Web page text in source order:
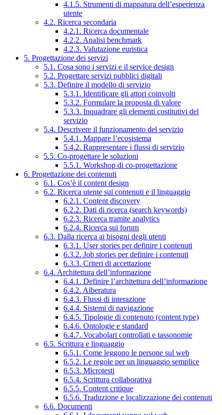
4.1.5. Strumenti di mappatura dell’esperienza
utente
4.2. Ricerca secondaria
4.2.1. Ricerca documentale
4.2.2. Analisi benchmark
4.2.3. Valutazione euristica
5. Progettazione dei servizi
5.1. Cosa sono i servizi e il service design
5.2. Progettare servizi pubblici digitali
5.3. Definire il modello di servizio
5.3.1. Identificare gli attori coinvolti
5.3.2. Formulare la proposta di valore
5.3.3. Inquadrare gli elementi costitutivi del
servizio
5.4. Descrivere il funzionamento del servizio
5.4.1. Mappare l’ecosistema
5.4.2. Rappresentare i flussi di servizio
5.5. Co-progettare le soluzioni
5.5.1. Workshop di co-progettazione
6. Progettazione dei contenuti
6.1. Cos’è il content design
6.2. Ricerca utente sui contenuti e il linguaggio
6.2.1. Content discovery
6.2.2. Dati di ricerca (search keywords)
6.2.3. Ricerca tramite analytics
6.2.4. Ricerca sui forum
6.3. Dalla ricerca ai bisogni degli utenti
6.3.1. User stories per definire i contenuti
6.3.2. Job stories per definire i contenuti
6.3.3. Criteri di accettazione
6.4. Architettura dell’informazione
6.4.1. Definire l’architettura dell’informazione
6.4.2. Alberatura
6.4.3. Flussi di interazione
6.4.4. Sistemi di navigazione
6.4.5. Tipologie di contenuto (content type)
6.4.6. Ontologie e standard
6.4.7. Vocabolari controllati e tassonomie
6.5. Scrittura e linguaggio
6.5.1. Come leggono le persone sul web
6.5.2. Le regole per un linguaggio semplice
6.5.3. Microtesti
6.5.4. Scrittura collaborativa
6.5.5. Content critique
6.5.6. Traduzione e localizzazione dei contenuti
6.6. Documenti